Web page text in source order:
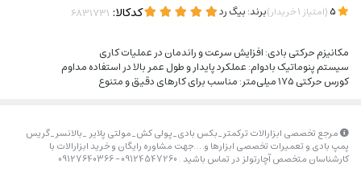
(امتیاز 1خریدار)برند:بیگ رد کدکالا:
مکانیزم حرکتی بادی: افزایش سرعت و راندمان در عملیات کاری
سیستم پنوماتیک بادوام: عملکرد پایدار و طول عمر بالا در استفاده مداوم
کورس حرکتی ۱۷۵ میلی‌متر: مناسب برای کارهای دقیق و متنوع
مرجع تخصصی ابزارالات ترکمتر_بکس بادی_پولی کش_مولتی پلایر _بالانسر_گریس
پمپ بادی و تعمیرات تخصصی ابزارها و….جهت مشاوره رایگان و خرید ابزارالات با
کارشناسان متخصص آچارتولز در تماس باشید . 09124547260 – 09127640366